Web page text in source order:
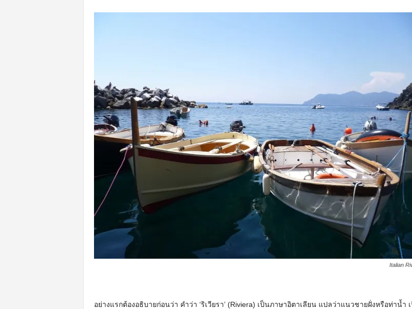
Italian
อย่างแรกต้องอธิบายก่อนว่า คำว่า ‘ริเวียรา’ (Riviera) เป็นภาษาอิตาเลียน แปลว่าแนวชายฝั่งหรือท่าน้ำ เ